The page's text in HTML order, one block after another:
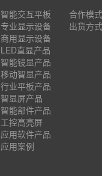
智能交互平板
专业显示设备
商用显示设备
LED直显产品
智能镜显产品
移动智显产品
行业平板产品
智显屏产品
智能部件产品
工控高亮屏
应用软件产品
应用案例
合作模式
出货方式